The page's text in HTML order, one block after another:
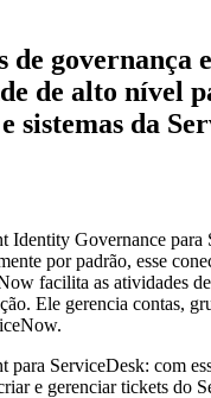
de governança
de alto nível
sistemas da
Identity Governance
por padrão, esse
facilita as atividades
Ele gerencia contas,
para ServiceDesk: com
e gerenciar tickets do